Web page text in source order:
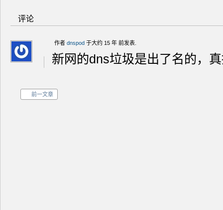
评论
作者 dnspod 于大约 15 年 前发表.
新网的dns垃圾是出了名的，
前一文章